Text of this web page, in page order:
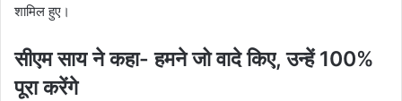
शामिल हुए।
सीएम साय ने कहा- हमने जो वादे किए, उन्हें 100%
पूरा करेंगे